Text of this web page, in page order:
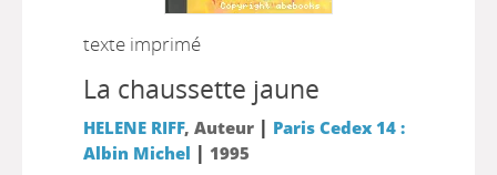
texte imprimé
La chaussette jaune
HELENE RIFF, Auteur | Paris Cedex 14 :
Albin Michel | 1995